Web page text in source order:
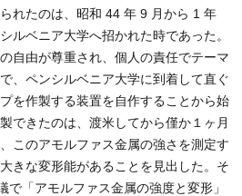
れたのは、昭和 44 年 9 月から 1 年
ルベニア大学へ招かれた時であった。
自由が尊重され、個人の責任でテーマ
、ペンシルベニア大学に到着して直ぐ
を作製する装置を自作することから始
できたのは、渡米してから僅か１ヶ月
このアモルファス金属の強さを測定す
きな変形能があることを見出した。そ
で「アモルファス金属の強度と変形」